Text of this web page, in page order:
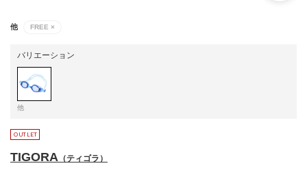
他 FREE ×
バリエーション
他
TIGORA （ティゴラ）